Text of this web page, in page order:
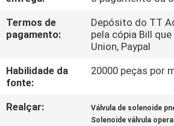
CONTACTE-
NOS
PEÇA
UMAS
CITAÇÕES
Termos de
pagamento:
Depósito do TT
pela cópia Bill
Union, Paypal
Habilidade da
fonte:
20000 peças por
Realçar: Válvula de solenoide
Solenoide válvula